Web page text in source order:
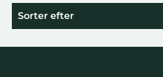
Sorter efter